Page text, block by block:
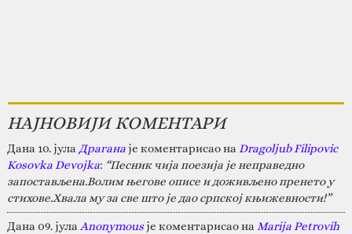
НАЈНОВИЈИ КОМЕНТАРИ
Дана 10. јула Драганаје коментарисао на Dragoljub Filipovic
Kosovka Devojka: “Песник чија поезија је неправедно
запостављена.Волим његове описе и доживљено пренето у
стихове.Хвала му за све што је дао српској књижевности!”
Дана 09. јула Anonymousје коментарисао на Marija Petrovih